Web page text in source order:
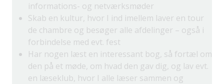
informations- og netværksmøder
Skab en kultur, hvor I ind imellem laver en tour
de chambre og besøger alle afdelinger – også i
forbindelse med evt. fest
Har nogen læst en interessant bog, så fortæl om
den på et møde, om hvad den gav dig, og lav evt.
en læseklub, hvor I alle læser sammen og